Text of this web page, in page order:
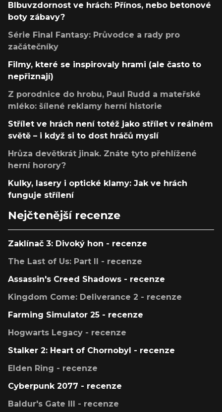
Blbuvzdornost ve hrách: Přínos, nebo betonové
boty zábavy?
Série Final Fantasy: Průvodce a rady pro
začátečníky
Filmy, které se inspirovaly hrami (ale často to
nepřiznají)
Z porodnice do hrobu, Paul Rudd a mateřské
mléko: šílené reklamy herní historie
Střílet ve hrách není totéž jako střílet v reálném
světě – i když si to dost hráčů myslí
Hrůza devětkrát jinak. Znáte tyto přehlížené
herní horory?
Kulky, lasery i optické klamy: Jak ve hrách
funguje střílení
Nejčtenější recenze
Zaklínač 3: Divoký hon - recenze
The Last of Us: Part II - recenze
Assassin's Creed Shadows - recenze
Kingdom Come: Deliverance 2 - recenze
Farming Simulator 25 - recenze
Hogwarts Legacy - recenze
Stalker 2: Heart of Chornobyl - recenze
Elden Ring - recenze
Cyberpunk 2077 - recenze
Baldur's Gate III - recenze